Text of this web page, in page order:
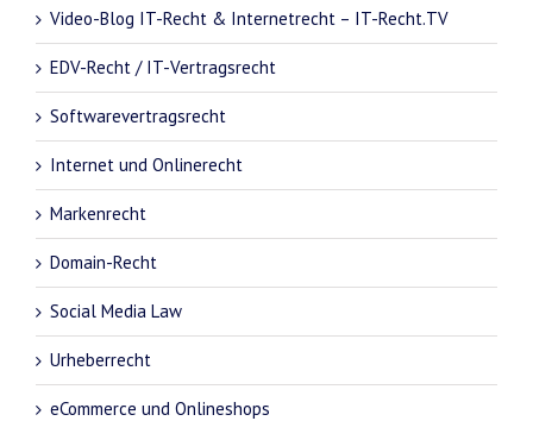
Video-Blog IT-Recht & Internetrecht – IT-Recht.TV
EDV-Recht / IT-Vertragsrecht
Softwarevertragsrecht
Internet und Onlinerecht
Markenrecht
Domain-Recht
Social Media Law
Urheberrecht
eCommerce und Onlineshops